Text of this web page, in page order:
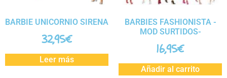
BARBIE UNICORNIO SIRENA
32,95€
Leer más
BARBIES FASHIONISTA -
MOD SURTIDOS-
16,95€
Añadir al carrito